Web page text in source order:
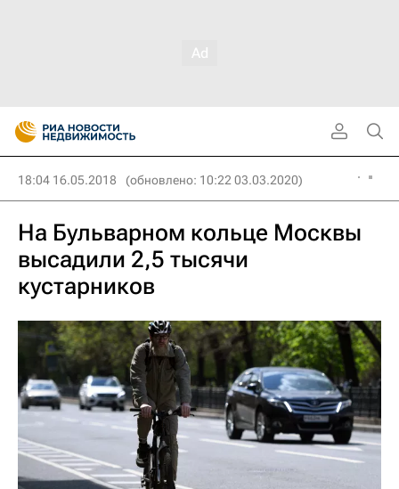
18:04 16.05.2018 (обновлено: 10:22 03.03.2020)
На Бульварном кольце Москвы
высадили 2,5 тысячи
кустарников